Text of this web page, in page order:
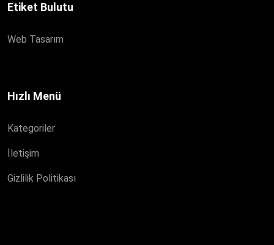
Etiket Bulutu
Web Tasarım
Hızlı Menü
Kategoriler
İletişim
Gizlilik Politikası